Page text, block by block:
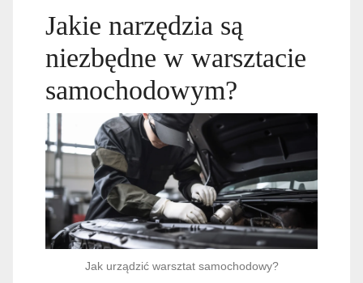
Jakie narzędzia są
niezbędne w warsztacie
samochodowym?
Jak urządzić warsztat samochodowy?